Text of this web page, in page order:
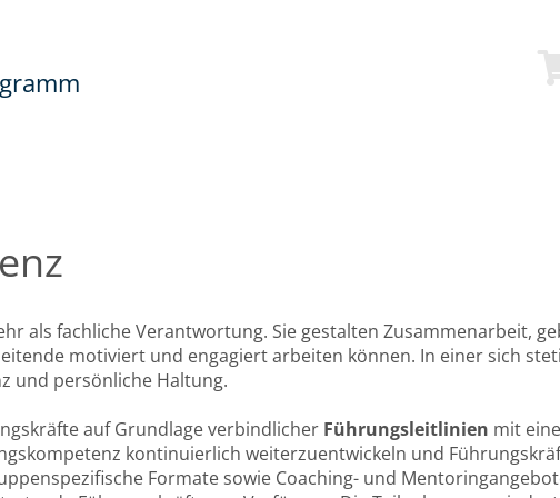
als fachliche Verantwortung. Sie gestalten Zusammenarbeit,
motiviert und engagiert arbeiten können. In einer sich
und persönliche Haltung.
auf Grundlage verbindlicher Führungsleitlinien mit
kontinuierlich weiterzuentwickeln und
Formate sowie Coaching- und